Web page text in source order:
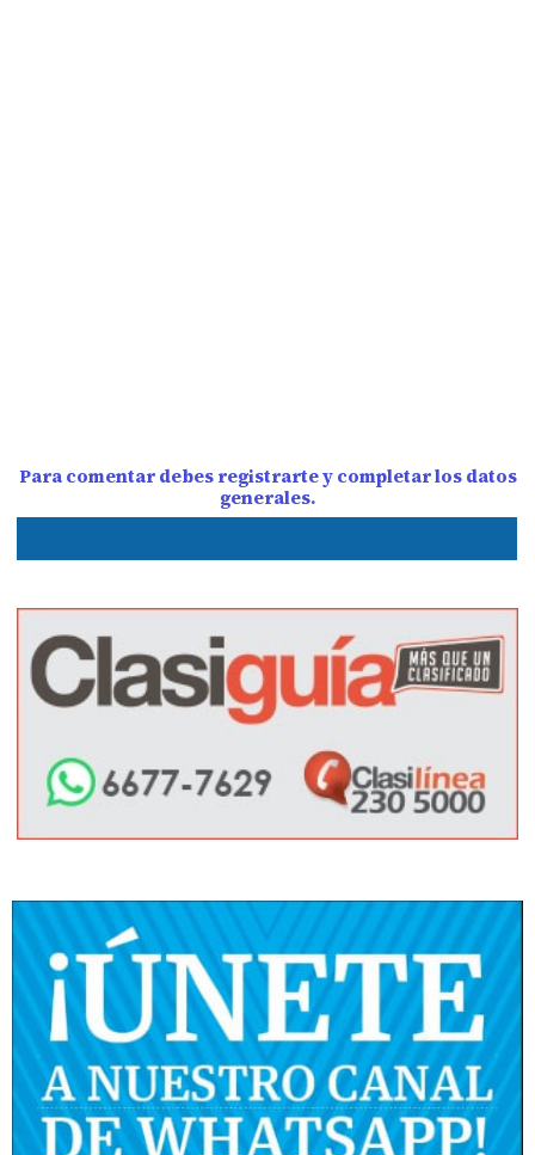
Para comentar debes registrarte y completar los datos
generales.